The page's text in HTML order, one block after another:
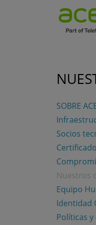
SOBRE
Socios
Nuestros
Equipo
Identidad
Políticas